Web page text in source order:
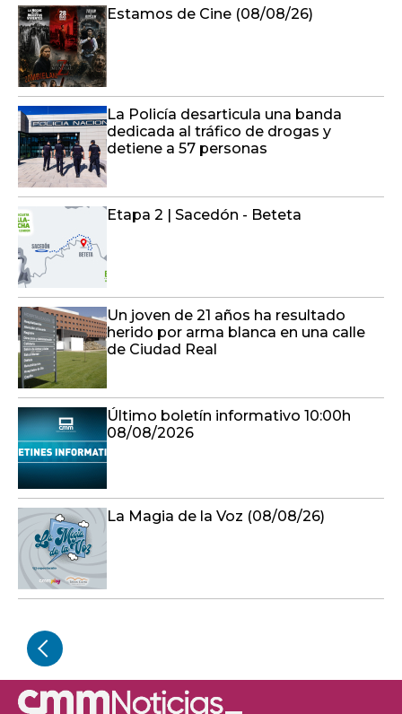
Estamos de Cine (08/08/26)
La Policía desarticula una banda
dedicada al tráfico de drogas y
detiene a 57 personas
Etapa 2 | Sacedón - Beteta
Un joven de 21 años ha resultado
herido por arma blanca en una calle
de Ciudad Real
Último boletín informativo 10:00h
08/08/2026
La Magia de la Voz (08/08/26)